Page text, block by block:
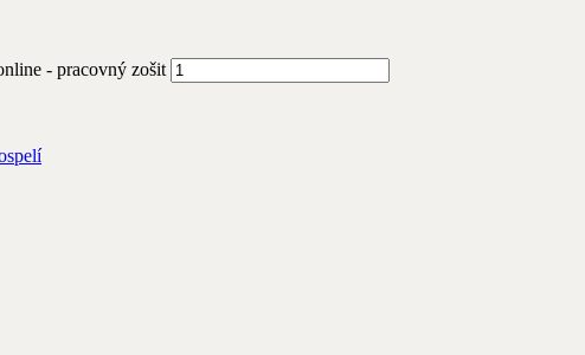
- pracovný zošit